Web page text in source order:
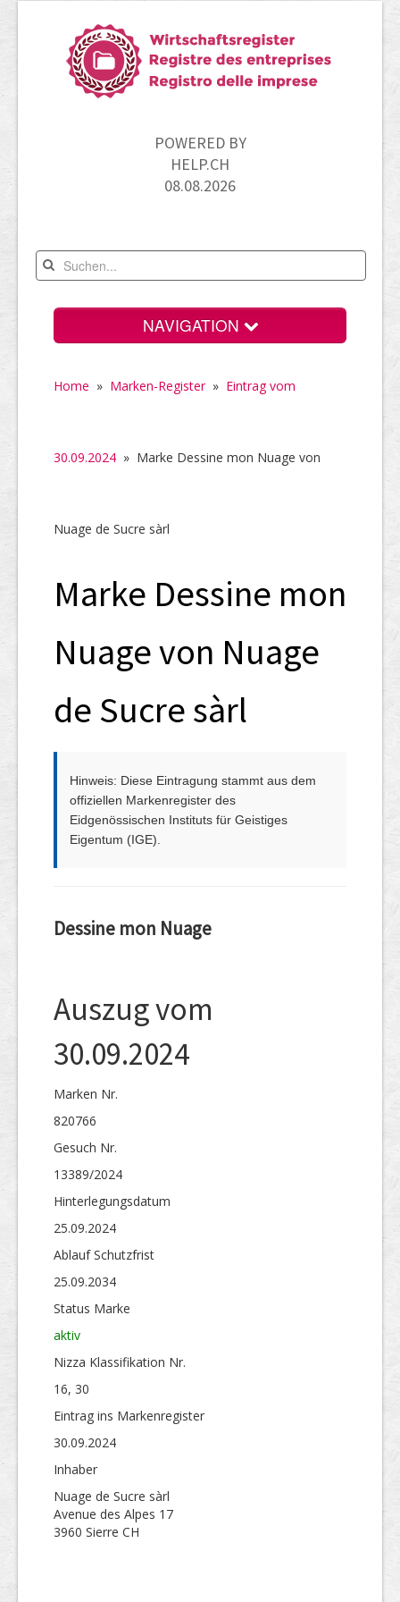
POWERED BY
HELP.CH
08.08.2026
NAVIGATION
UID-Register
Links
Home » Marken-Register» Eintrag vom
30.09.2024 » Marke Dessine mon Nuage von
Nuage de Sucre sàrl
Marke Dessine mon
Nuage von Nuage
de Sucre sàrl
Hinweis: Diese Eintragung stammt aus dem
offiziellen Markenregister des
Eidgenössischen Instituts für Geistiges
Eigentum (IGE).
Dessine mon Nuage
Auszug vom
30.09.2024
Marken Nr.
820766
Gesuch Nr.
13389/2024
Hinterlegungs­datum
25.09.2024
Ablauf Schutzfrist
25.09.2034
Status Marke
aktiv
Nizza Klassifikation Nr.
16, 30
Eintrag ins Markenregister
30.09.2024
Inhaber
Nuage de Sucre sàrl
Avenue des Alpes 17
3960 Sierre CH